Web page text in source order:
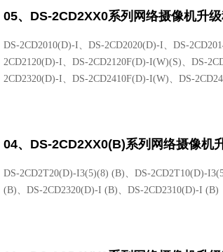
05、DS-2CD2XX0系列网络摄像机升
DS-2CD2010(D)-I、DS-2CD2020(D)-I、DS-
2CD2120(D)-I、DS-2CD2120F(D)-I(W)(S)、DS-
2CD2320(D)-I、DS-2CD2410F(D)-I(W)、DS-
04、DS-2CD2XX0(B)系列网络摄像机
DS-2CD2T20(D)-I3(5)(8) (B)、DS-2CD2T10(D)-
(B)、DS-2CD2320(D)-I (B)、DS-2CD2310(D)-I (B)